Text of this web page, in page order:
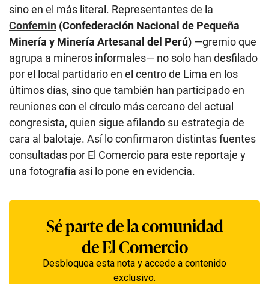
sino en el más literal. Representantes de la
Confemin (Confederación Nacional de Pequeña
Minería y Minería Artesanal del Perú) —gremio que
agrupa a mineros informales— no solo han desfilado
por el local partidario en el centro de Lima en los
últimos días, sino que también han participado en
reuniones con el círculo más cercano del actual
congresista, quien sigue afilando su estrategia de
cara al balotaje. Así lo confirmaron distintas fuentes
consultadas por El Comercio para este reportaje y
una fotografía así lo pone en evidencia.